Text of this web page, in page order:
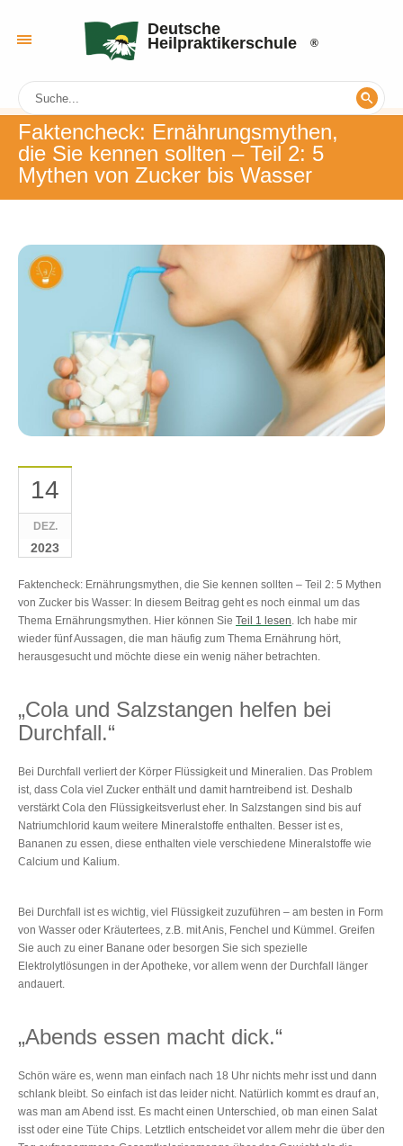
Deutsche
Heilpraktikerschule
Faktencheck: Ernährungsmythen,
die Sie kennen sollten – Teil 2: 5
Mythen von Zucker bis Wasser
14
DEZ.
2023
Faktencheck: Ernährungsmythen, die Sie kennen sollten – Teil 2: 5 Mythen
von Zucker bis Wasser: In diesem Beitrag geht es noch einmal um das
Thema Ernährungsmythen. Hier können Sie Teil 1 lesen . Ich habe mir
wieder fünf Aussagen, die man häufig zum Thema Ernährung hört,
herausgesucht und möchte diese ein wenig näher betrachten.
„Cola und Salzstangen helfen bei
Durchfall.“
Bei Durchfall verliert der Körper Flüssigkeit und Mineralien. Das Problem
ist, dass Cola viel Zucker enthält und damit harntreibend ist. Deshalb
verstärkt Cola den Flüssigkeitsverlust eher. In Salzstangen sind bis auf
Natriumchlorid kaum weitere Mineralstoffe enthalten. Besser ist es,
Bananen zu essen, diese enthalten viele verschiedene Mineralstoffe wie
Calcium und Kalium.
Bei Durchfall ist es wichtig, viel Flüssigkeit zuzuführen – am besten in Form
von Wasser oder Kräutertees, z.B. mit Anis, Fenchel und Kümmel. Greifen
Sie auch zu einer Banane oder besorgen Sie sich spezielle
Elektrolytlösungen in der Apotheke, vor allem wenn der Durchfall länger
andauert.
„Abends essen macht dick.“
Schön wäre es, wenn man einfach nach 18 Uhr nichts mehr isst und dann
schlank bleibt. So einfach ist das leider nicht. Natürlich kommt es drauf an,
was man am Abend isst. Es macht einen Unterschied, ob man einen Salat
isst oder eine Tüte Chips. Letztlich entscheidet vor allem mehr die über den